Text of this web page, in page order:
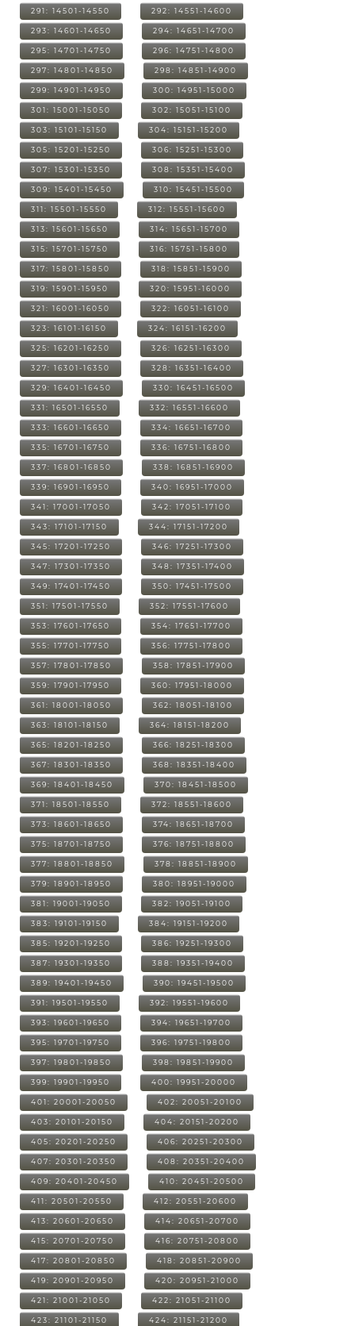
291: 14501-14550 292: 14551-14600
293: 14601-14650 294: 14651-14700
295: 14701-14750 296: 14751-14800
297: 14801-14850 298: 14851-14900
299: 14901-14950 300: 14951-15000
301: 15001-15050 302: 15051-15100
303: 15101-15150 304: 15151-15200
305: 15201-15250 306: 15251-15300
307: 15301-15350 308: 15351-15400
309: 15401-15450 310: 15451-15500
311: 15501-15550 312: 15551-15600
313: 15601-15650 314: 15651-15700
315: 15701-15750 316: 15751-15800
317: 15801-15850 318: 15851-15900
319: 15901-15950 320: 15951-16000
321: 16001-16050 322: 16051-16100
323: 16101-16150 324: 16151-16200
325: 16201-16250 326: 16251-16300
327: 16301-16350 328: 16351-16400
329: 16401-16450 330: 16451-16500
331: 16501-16550 332: 16551-16600
333: 16601-16650 334: 16651-16700
335: 16701-16750 336: 16751-16800
337: 16801-16850 338: 16851-16900
339: 16901-16950 340: 16951-17000
341: 17001-17050 342: 17051-17100
343: 17101-17150 344: 17151-17200
345: 17201-17250 346: 17251-17300
347: 17301-17350 348: 17351-17400
349: 17401-17450 350: 17451-17500
351: 17501-17550 352: 17551-17600
353: 17601-17650 354: 17651-17700
355: 17701-17750 356: 17751-17800
357: 17801-17850 358: 17851-17900
359: 17901-17950 360: 17951-18000
361: 18001-18050 362: 18051-18100
363: 18101-18150 364: 18151-18200
365: 18201-18250 366: 18251-18300
367: 18301-18350 368: 18351-18400
369: 18401-18450 370: 18451-18500
371: 18501-18550 372: 18551-18600
373: 18601-18650 374: 18651-18700
375: 18701-18750 376: 18751-18800
377: 18801-18850 378: 18851-18900
379: 18901-18950 380: 18951-19000
381: 19001-19050 382: 19051-19100
383: 19101-19150 384: 19151-19200
385: 19201-19250 386: 19251-19300
387: 19301-19350 388: 19351-19400
389: 19401-19450 390: 19451-19500
391: 19501-19550 392: 19551-19600
393: 19601-19650 394: 19651-19700
395: 19701-19750 396: 19751-19800
397: 19801-19850 398: 19851-19900
399: 19901-19950 400: 19951-20000
401: 20001-20050 402: 20051-20100
403: 20101-20150 404: 20151-20200
405: 20201-20250 406: 20251-20300
407: 20301-20350 408: 20351-20400
409: 20401-20450 410: 20451-20500
411: 20501-20550 412: 20551-20600
413: 20601-20650 414: 20651-20700
415: 20701-20750 416: 20751-20800
417: 20801-20850 418: 20851-20900
419: 20901-20950 420: 20951-21000
421: 21001-21050 422: 21051-21100
423: 21101-21150 424: 21151-21200